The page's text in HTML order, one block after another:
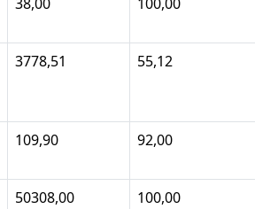
3778,51 55,12
109,90 92,00
50308,00 100,00